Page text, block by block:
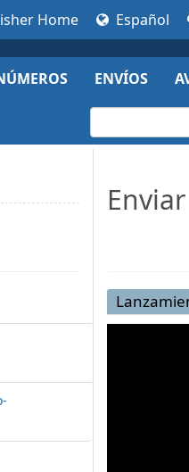
Home Español
ENVÍOS